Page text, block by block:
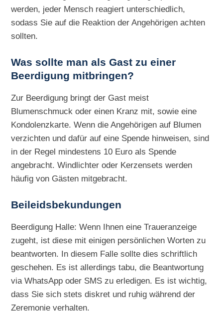
werden, jeder Mensch reagiert unterschiedlich,
sodass Sie auf die Reaktion der Angehörigen achten
sollten.
Was sollte man als Gast zu einer
Beerdigung mitbringen?
Zur Beerdigung bringt der Gast meist
Blumenschmuck oder einen Kranz mit, sowie eine
Kondolenzkarte. Wenn die Angehörigen auf Blumen
verzichten und dafür auf eine Spende hinweisen, sind
in der Regel mindestens 10 Euro als Spende
angebracht. Windlichter oder Kerzensets werden
häufig von Gästen mitgebracht.
Beileidsbekundungen
Beerdigung Halle: Wenn Ihnen eine Traueranzeige
zugeht, ist diese mit einigen persönlichen Worten zu
beantworten. In diesem Falle sollte dies schriftlich
geschehen. Es ist allerdings tabu, die Beantwortung
via WhatsApp oder SMS zu erledigen. Es ist wichtig,
dass Sie sich stets diskret und ruhig während der
Zeremonie verhalten.